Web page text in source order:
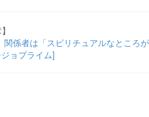
係者は「スピリチュアルなところが
ョプライム]